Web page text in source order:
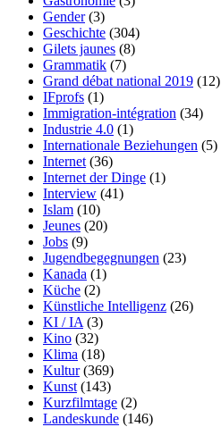
Gender(3)
Geschichte (304)
Gilets jaunes (8)
Grammatik (7)
Grand débat national 2019 (12)
IFprofs (1)
Immigration-intégration (34)
Industrie 4.0 (1)
Internationale Beziehungen (5)
Internet (36)
Internet der Dinge (1)
Interview (41)
Islam (10)
Jeunes (20)
Jobs (9)
Jugendbegegnungen (23)
Kanada (1)
Küche (2)
Künstliche Intelligenz (26)
KI / IA (3)
Kino (32)
Klima (18)
Kultur(369)
Kunst (143)
Kurzfilmtage (2)
Landeskunde (146)